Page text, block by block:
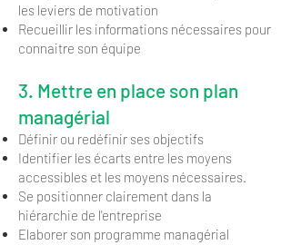
les leviers de motivation
Recueillir les informations nécessaires pour
connaitre son équipe
3. Mettre en place son plan
managérial
Définir ou redéfinir ses objectifs
Identifier les écarts entre les moyens
accessibles et les moyens nécessaires.
Se positionner clairement dans la
hiérarchie de l'entreprise
Elaborer son programme managérial